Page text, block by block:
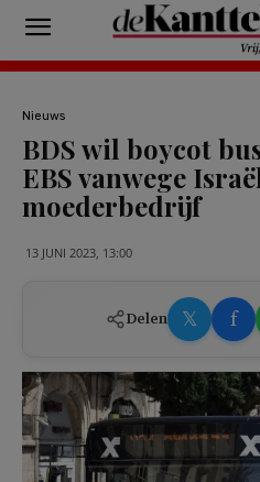
Nieuws
BDS wil boycot
EBS vanwege
moederbedrijf
13 JUNI 2023, 13:00
Delen 𝕏 f